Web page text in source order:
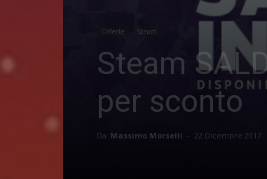
Offerte Steam
Steam
per sconto
Da Massimo Morselli - 22 Dicembre 2017